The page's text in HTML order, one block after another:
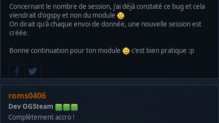
Concernant le nombre de session, j'ai déjà constaté ce bug et cela
viendrait d'ogspy et non du module
On dirait qu'à chaque envoi de donnée, une nouvelle session est
créée.
Bonne continuation pour ton module
c'est bien pratique :p
roms0406
Dev OGSteam
Complètement accro !